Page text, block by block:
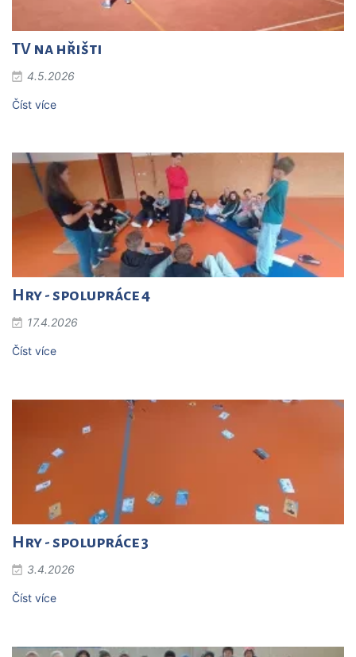
TV na hřišti
4.5.2026
Číst více
Hry - spolupráce 4
17.4.2026
Číst více
Hry - spolupráce 3
3.4.2026
Číst více